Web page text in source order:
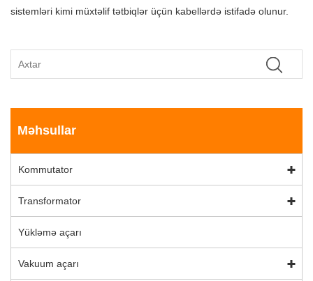
sistemləri kimi müxtəlif tətbiqlər üçün kabellərdə istifadə olunur.
Məhsullar
Kommutator
Transformator
Yükləmə açarı
Vakuum açarı